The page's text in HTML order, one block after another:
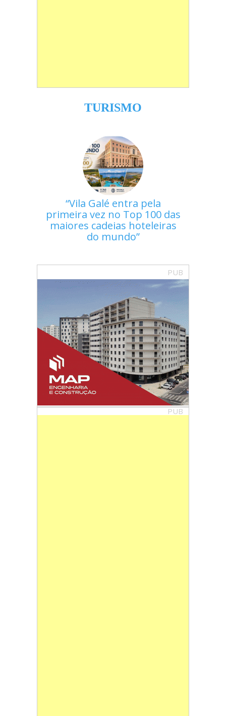
TURISMO
Vila Galé entra pela
primeira vez no Top 100 das
maiores cadeias hoteleiras
do mundo
PUB
PUB